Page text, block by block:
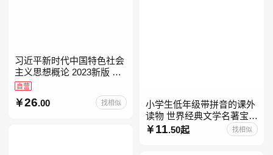
习近平新时代中国特色社会
主义思想概论 2023新版 自
考15041
自营
26.00 找相似
小学生低年级带拼音的课外
读物 世界经典文学名著宝库
儿童彩图注音版 小学生一二
年级课外阅读经典名著故事
11 .50起 找相似